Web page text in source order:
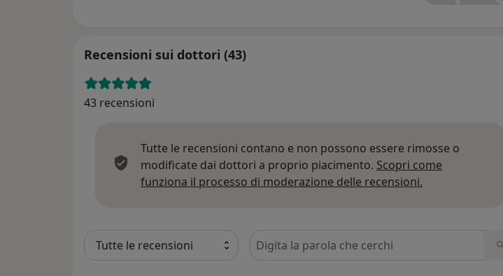
Recensioni sui dottori (43)
43 recensioni
Tutte le recensioni contano e non possono essere rimosse o
modificate dai dottori a proprio piacimento. Scopri come
funziona il processo di moderazione delle recensioni.
Cerca nelle recensioni